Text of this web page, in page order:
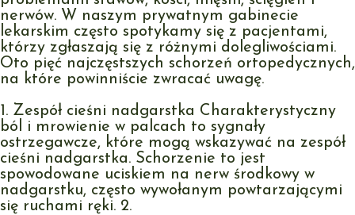
nerwów. W naszym prywatnym gabinecie
lekarskim często spotykamy się z pacjentami,
którzy zgłaszają się z różnymi dolegliwościami.
Oto pięć najczęstszych schorzeń ortopedycznych,
na które powinniście zwracać uwagę.
1. Zespół cieśni nadgarstka Charakterystyczny
ból i mrowienie w palcach to sygnały
ostrzegawcze, które mogą wskazywać na zespół
cieśni nadgarstka. Schorzenie to jest
spowodowane uciskiem na nerw środkowy w
nadgarstku, często wywołanym powtarzającymi
się ruchami ręki. 2.